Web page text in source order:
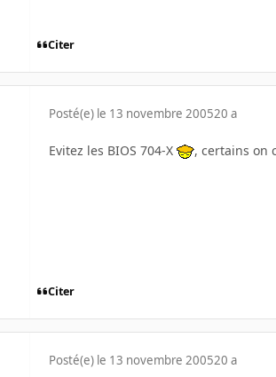
Citer
Posté(e) le 13 novembre 200520 a
Evitez les BIOS 704-X , certains on
Citer
Posté(e) le 13 novembre 200520 a